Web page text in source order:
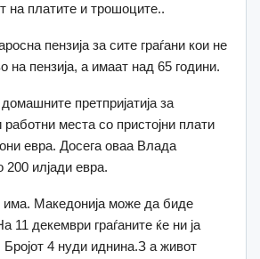
на платите и трошоците..
пензија за сите граѓани кои не
на пензија, а имаат над 65 години.
претпријатија за
места со пристојни плати
евра. Досега оваа Влада
200 илјади евра.
има. Македонија може да биде
11 декември граѓаните ќе ни ја
4 нуди иднина.З а живот